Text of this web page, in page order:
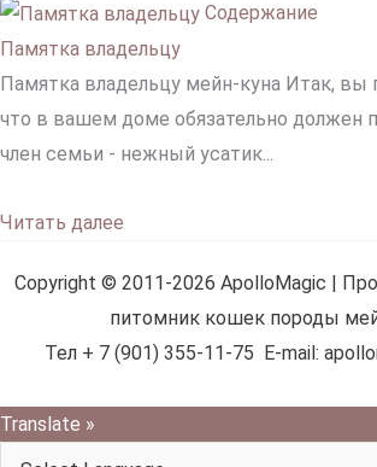
Содержание
Памятка владельцу
Памятка владельцу мейн-куна Итак, вы
что в вашем доме обязательно должен
член семьи - нежный усатик...
Читать далее
Copyright © 2011-2026 ApolloMagic |
питомник кошек породы
Тел + 7 (901) 355-11-75 E-mail:
Translate »